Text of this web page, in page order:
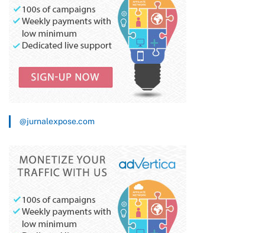
@jurnalexpose.com